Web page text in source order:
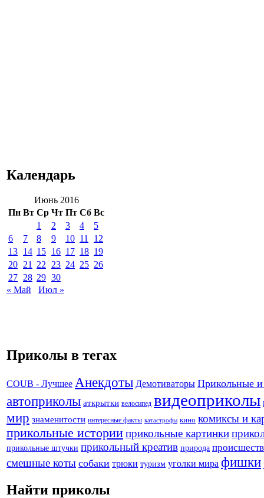
Календарь
Июнь 2016
Пн Вт Ср Чт Пт Сб Вс
1
2 3 4
5
6
7 8 9 10 11
12
13 14 15 16 17 18 19
20 21 22 23 24 25 26
27 28 29 30
« Май
Июл »
Приколы в тегах
COUB - Лучшее Анекдоты Демотиваторы Прикольные
автоприколы аткрытки велосипед видеоприколы
мир знаменитости интересные факты катастрофы кино комиксы и
прикольные историиприкольные картинки
прикольные штучки прикольный креатив природа
смешные коты собаки трюки туризм уголки мира фишки
Найти приколы